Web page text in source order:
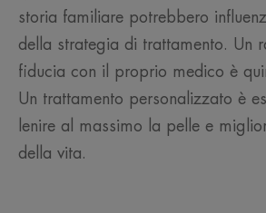
storia familiare potrebbero
della strategia di trattamento. Un
fiducia con il proprio medico è
Un trattamento personalizzato è
lenire al massimo la pelle e
della vita.